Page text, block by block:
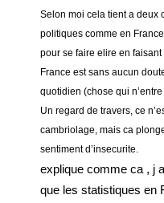
Selon moi cela tient a deux
politiques comme en
pour se faire elire en
France est sans aucun
quotidien (chose qui
Un regard de travers, ce
cambriolage, mais ca
sentiment d’insecurite.
explique comme ca , j
que les statistiques en